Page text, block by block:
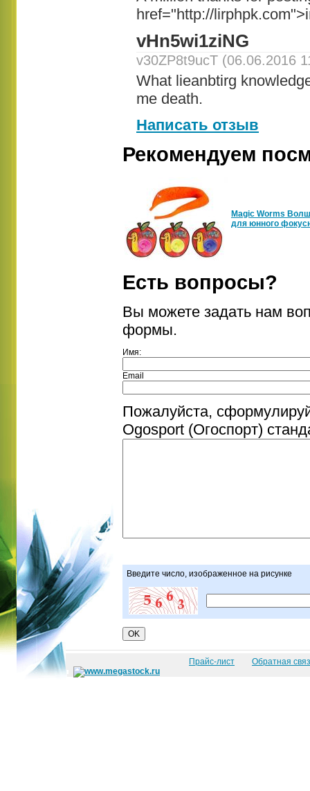
href="http://
vHn5wi1ziNG
v30ZP8t9ucT (06.06.2016
What lieanbtirg
me death.
Написать отзыв
Рекомендуем
Magic Worms
для юнного
Есть вопросы?
Вы можете задать нам
формы.
Имя:
Email
Пожалуйста,
Ogosport (Огоспорт)
Введите число, изображенное на рисунке
Прайс-лист Обратная